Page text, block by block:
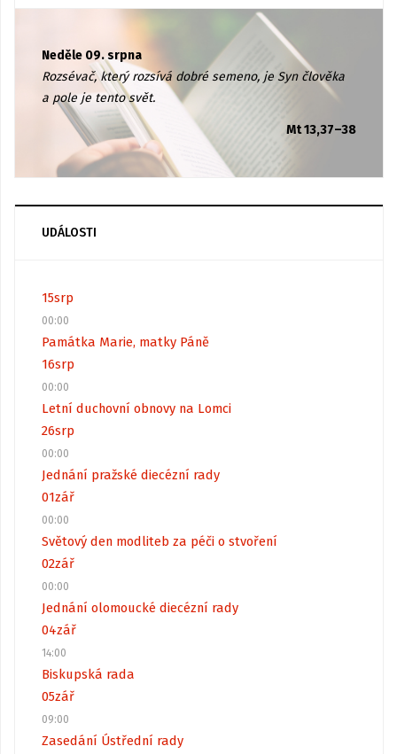
Neděle 09. srpna
Rozsévač, který rozsívá dobré semeno, je Syn člověka
a pole je tento svět.
Mt 13,37–38
UDÁLOSTI
15srp
00:00
Památka Marie, matky Páně
16srp
00:00
Letní duchovní obnovy na Lomci
26srp
00:00
Jednání pražské diecézní rady
01zář
00:00
Světový den modliteb za péči o stvoření
02zář
00:00
Jednání olomoucké diecézní rady
04zář
14:00
Biskupská rada
05zář
09:00
Zasedání Ústřední rady